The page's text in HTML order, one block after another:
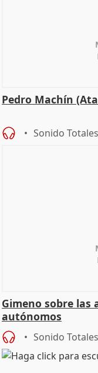
Pedro Machín
Sonido Totales
Gimeno sobre las
autónomos
Sonido Totales